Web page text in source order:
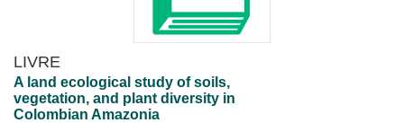
LIVRE
A land ecological study of soils,
vegetation, and plant diversity in
Colombian Amazonia